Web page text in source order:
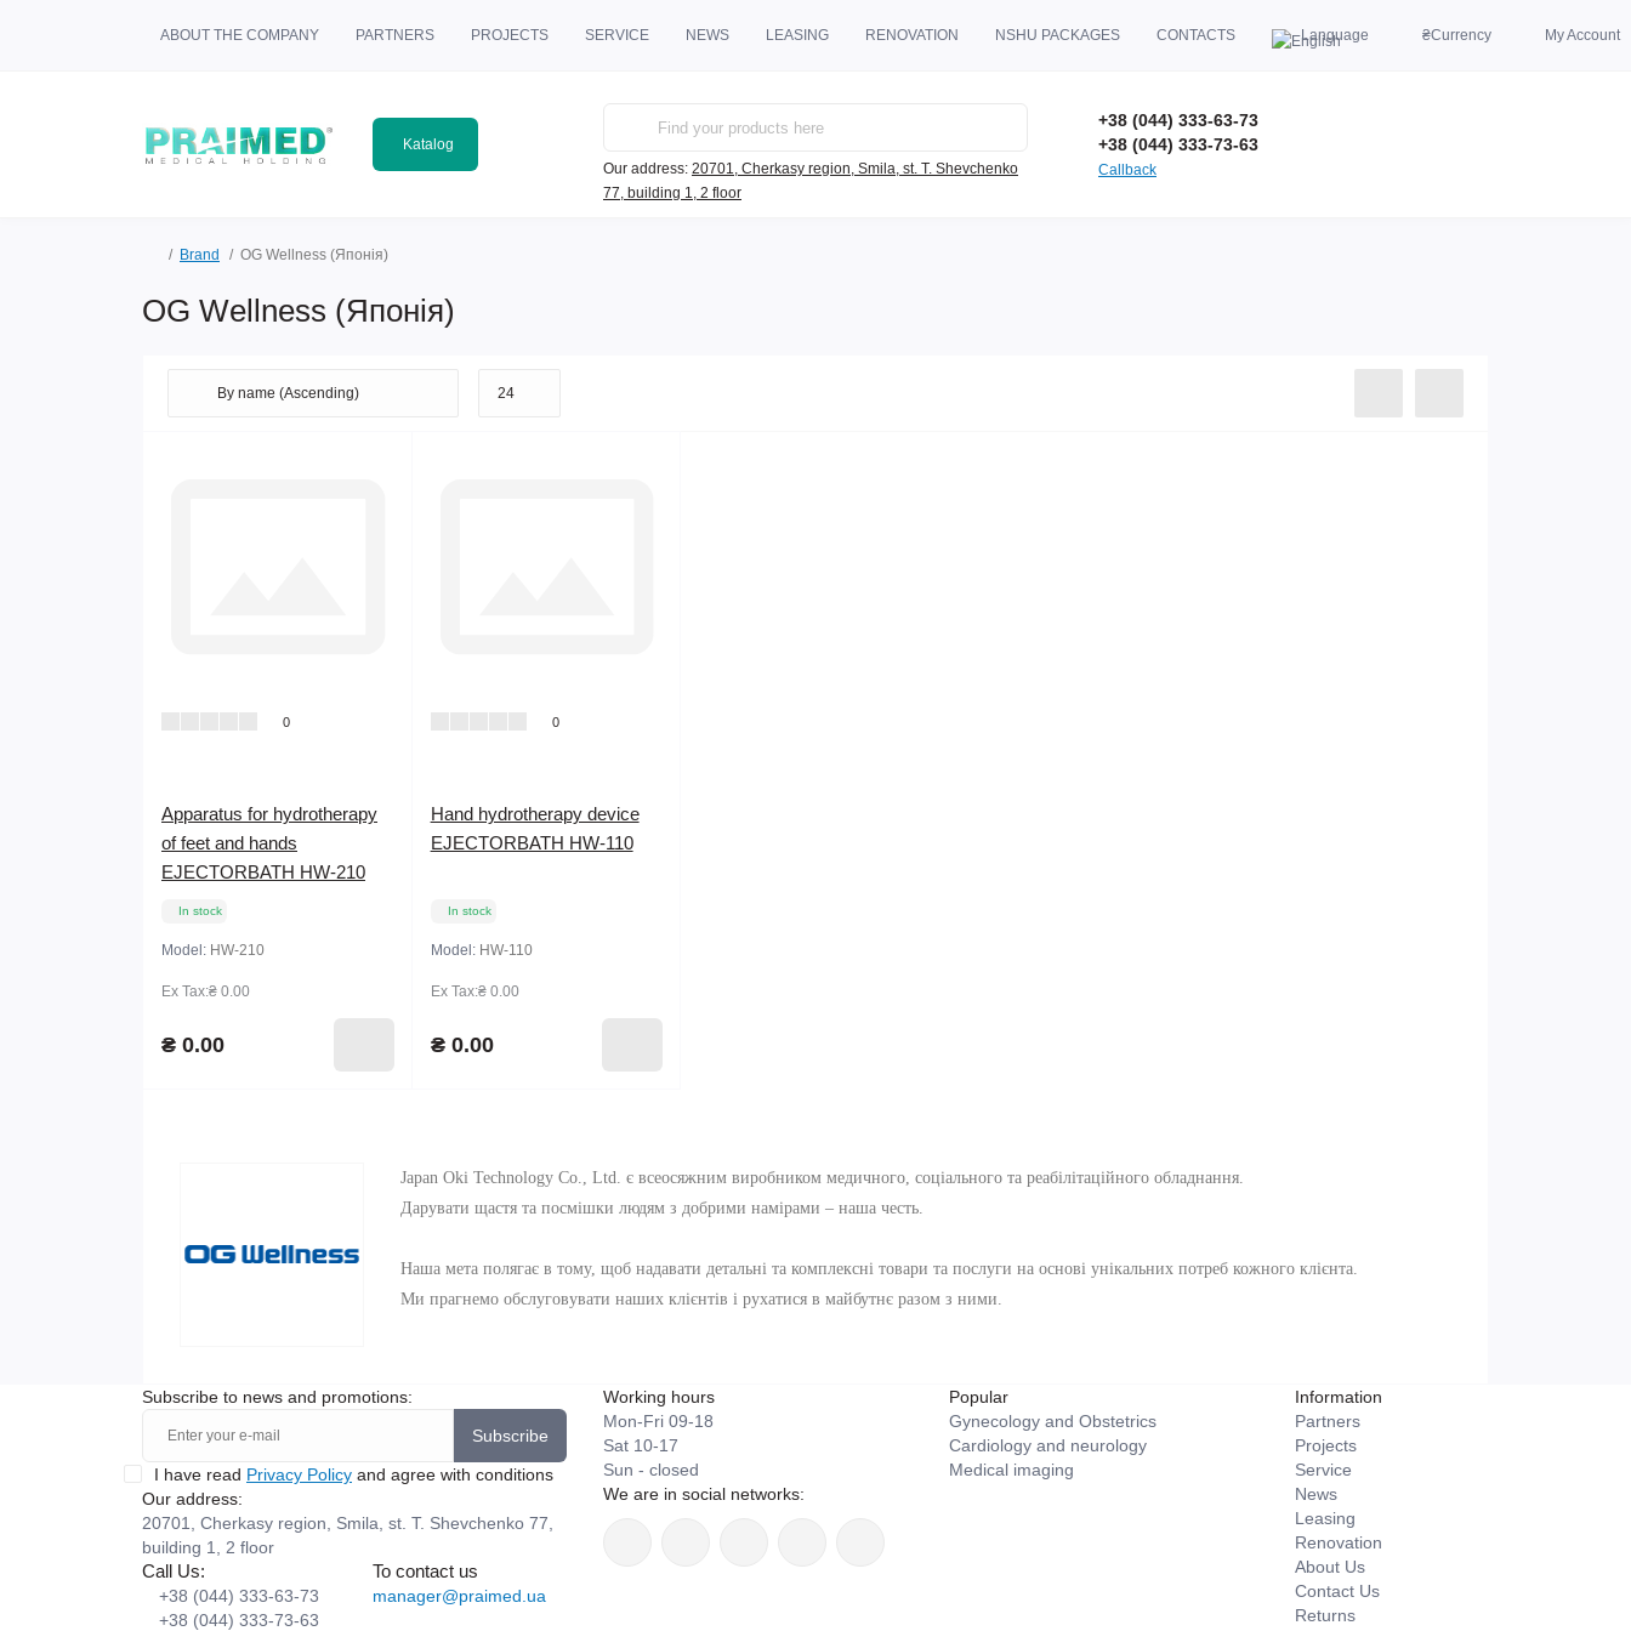
ABOUT THE COMPANY PARTNERS PROJECTS SERVICE NEWS LEASING RENOVATION NSHU PACKAGES CONTACTS Language ₴Currency My Account
Katalog
Our address: 20701, Cherkasy region, Smila, st. T. Shevchenko
77, building 1, 2 floor
+38 (044) 333-63-73
+38 (044) 333-73-63
Callback
Brand OG Wellness (Японія)
OG Wellness (Японія)
0
Apparatus for hydrotherapy
of feet and hands
EJECTORBATH HW-210
In stock
Model: HW-210
Ex Tax:₴ 0.00
₴ 0.00
0
Hand hydrotherapy device
EJECTORBATH HW-110
In stock
Model: HW-110
Ex Tax:₴ 0.00
₴ 0.00
Japan Oki Technology Co., Ltd. є всеосяжним виробником медичного, соціального та реабілітаційного обладнання.
Дарувати щастя та посмішки людям з добрими намірами – наша честь.
Наша мета полягає в тому, щоб надавати детальні та комплексні товари та послуги на основі унікальних потреб кожного клієнта.
Ми прагнемо обслуговувати наших клієнтів і рухатися в майбутнє разом з ними.
Subscribe to news and promotions:
Subscribe
I have read Privacy Policy and agree with conditions
Our address:
20701, Cherkasy region, Smila, st. T. Shevchenko 77,
building 1, 2 floor
Call Us:
+38 (044) 333-63-73
+38 (044) 333-73-63
To contact us
manager@praimed.ua
Working hours
Mon-Fri 09-18
Sat 10-17
Sun - closed
We are in social networks:
Popular
Gynecology and Obstetrics
Cardiology and neurology
Medical imaging
Information
Partners
Projects
Service
News
Leasing
Renovation
About Us
Contact Us
Returns